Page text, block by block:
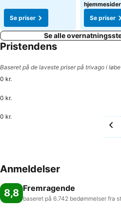
Se priser
hjemmesider
Se priser
Se alle
Pristendens
Baseret på de laveste priser på trivago i
0 kr.
0 kr.
0 kr.
Anmeldelser
8,8 Fremragende
baseret på 6.742 bedømmelser fra